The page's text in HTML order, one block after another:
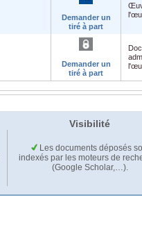
Demander un
tiré à part
Demander un
tiré à part
Visibilité
Les documents déposés
indexés par les moteurs de
(Google Scholar,…).